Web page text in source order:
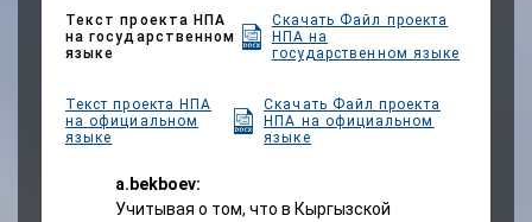
(далее – Порядок).
В соответствии с пунктом 3
Порядка установлены
за выдачу разрешения на
тонирование боковых
- 500 расчетных
Текст проекта НПА
на государственном
языке
Скачать Файл проекта
НПА на
государственном языке
Текст проекта НПА
на официальном
языке
Скачать Файл проекта
НПА на официальном
языке
a.bekboev:
Учитывая о том, что в Кыргызской